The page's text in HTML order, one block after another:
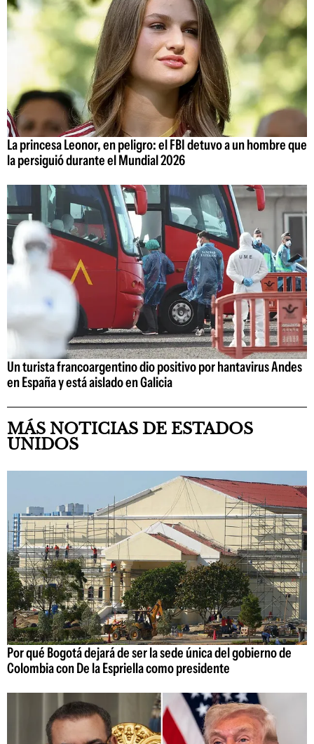
La princesa Leonor, en peligro: el FBI detuvo a un hombre que
la persiguió durante el Mundial 2026
Un turista francoargentino dio positivo por hantavirus Andes
en España y está aislado en Galicia
MÁS NOTICIAS DE ESTADOS
UNIDOS
Por qué Bogotá dejará de ser la sede única del gobierno de
Colombia con De la Espriella como presidente